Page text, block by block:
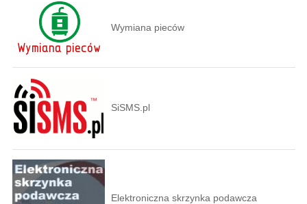
Wymiana pieców
SiSMS.pl
Elektroniczna skrzynka podawcza